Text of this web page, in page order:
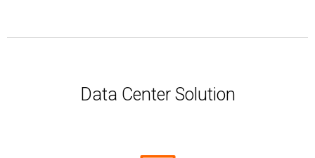
Data Center Solution